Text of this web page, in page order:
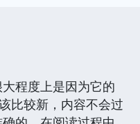
程度上是因为它的
比较新，内容不会过